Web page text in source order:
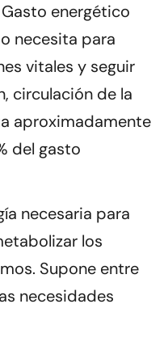
Gasto energético
necesita para
vitales y seguir
circulación de la
aproximadamente
del gasto
necesaria para
los
Supone entre
necesidades